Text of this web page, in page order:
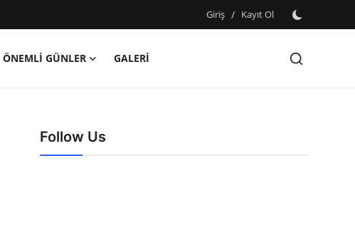
Giriş / Kayıt Ol
ÖNEMLİ GÜNLER
GALERİ
Follow Us